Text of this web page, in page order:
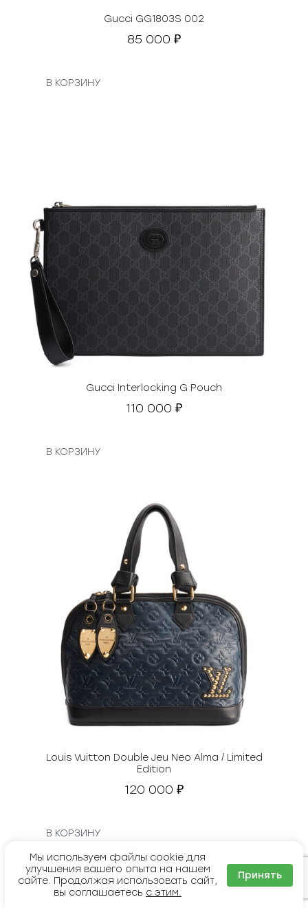
Gucci GG1803S 002
85 000 ₽
В КОРЗИНУ
Gucci Interlocking G Pouch
110 000 ₽
В КОРЗИНУ
Louis Vuitton Double Jeu Neo Alma / Limited
Edition
120 000 ₽
В КОРЗИНУ
Мы используем файлы cookie для
улучшения вашего опыта на нашем
сайте. Продолжая использовать сайт,
вы соглашаетесь с этим.
Принять